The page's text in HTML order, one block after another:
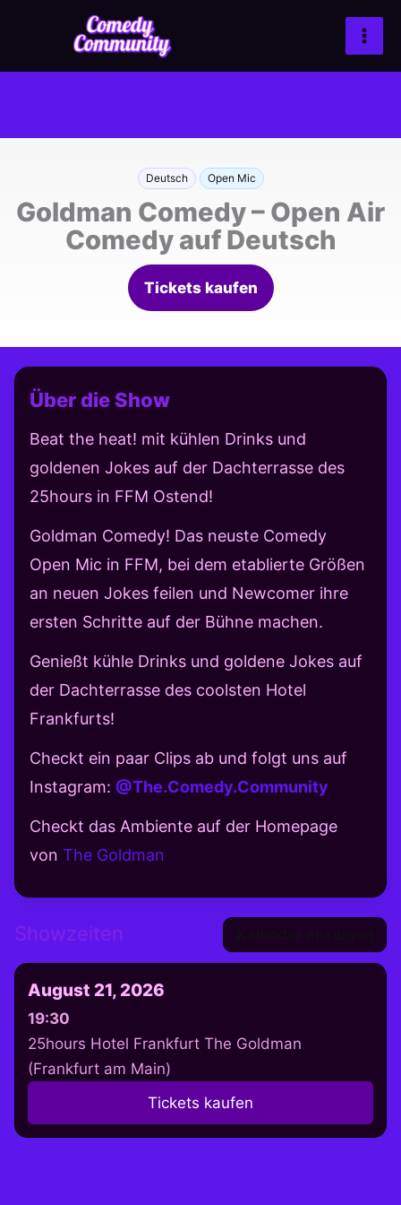
Deutsch Open Mic
Goldman Comedy – Open Air
Comedy auf Deutsch
Tickets kaufen
Über die Show
Beat the heat! mit kühlen Drinks und
goldenen Jokes auf der Dachterrasse des
25hours in FFM Ostend!
Goldman Comedy! Das neuste Comedy
Open Mic in FFM, bei dem etablierte Größen
an neuen Jokes feilen und Newcomer ihre
ersten Schritte auf der Bühne machen.
Genießt kühle Drinks und goldene Jokes auf
der Dachterrasse des coolsten Hotel
Frankfurts!
Checkt ein paar Clips ab und folgt uns auf
Instagram: @The.Comedy.Community
Checkt das Ambiente auf der Homepage
von The Goldman
Showzeiten
August 21, 2026
19:30
25hours Hotel Frankfurt The Goldman
(Frankfurt am Main)
Tickets kaufen